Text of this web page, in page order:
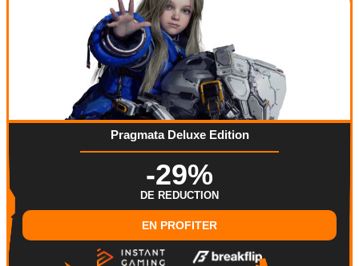
Pragmata Deluxe Edition
-29%
DE REDUCTION
EN PROFITER